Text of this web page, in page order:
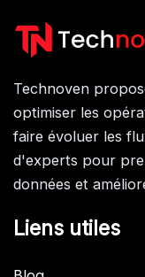
Technoven
optimiser les
faire évoluer les
d'experts pour
données et
Liens utiles